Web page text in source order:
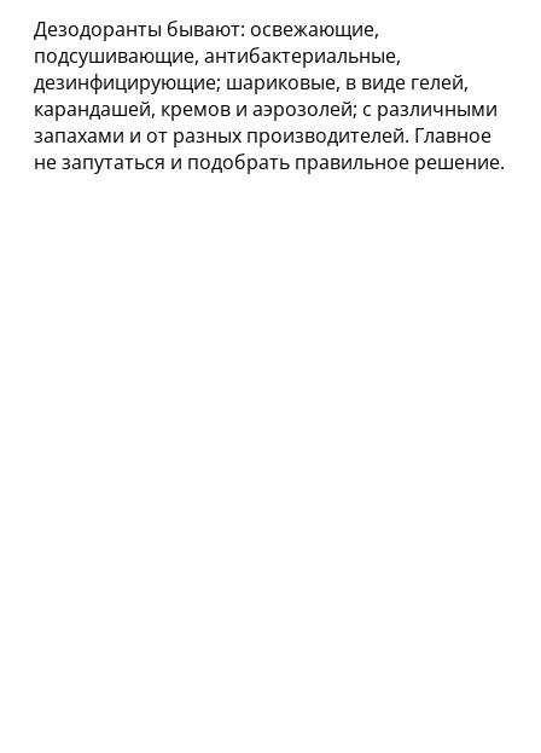
Дезодоранты бывают: освежающие,
подсушивающие, антибактериальные,
дезинфицирующие; шариковые, в виде гелей,
карандашей, кремов и аэрозолей; с различными
запахами и от разных производителей. Главное
не запутаться и подобрать правильное решение.